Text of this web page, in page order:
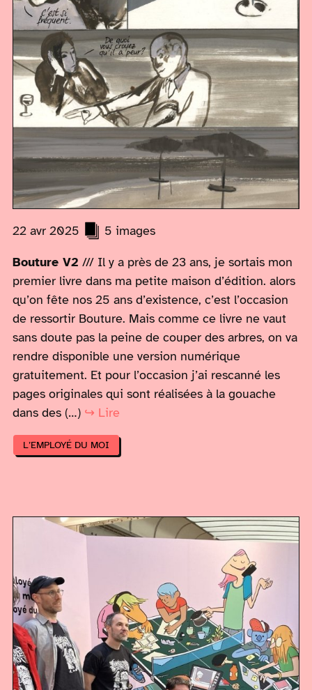
22 avr 2025 5 images
Bouture V2 /// Il y a près de 23 ans, je sortais mon
premier livre dans ma petite maison d’édition. alors
qu’on fête nos 25 ans d’existence, c’est l’occasion
de ressortir Bouture. Mais comme ce livre ne vaut
sans doute pas la peine de couper des arbres, on va
rendre disponible une version numérique
gratuitement. Et pour l’occasion j’ai rescanné les
pages originales qui sont réalisées à la gouache
dans des (…) ↪ Lire
L’EMPLOYÉ DU MOI